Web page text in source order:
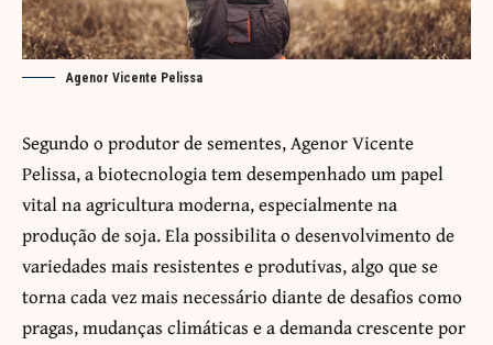
Agenor Vicente Pelissa
Segundo o produtor de sementes, Agenor Vicente
Pelissa, a biotecnologia tem desempenhado um papel
vital na agricultura moderna, especialmente na
produção de soja. Ela possibilita o desenvolvimento de
variedades mais resistentes e produtivas, algo que se
torna cada vez mais necessário diante de desafios como
pragas, mudanças climáticas e a demanda crescente por